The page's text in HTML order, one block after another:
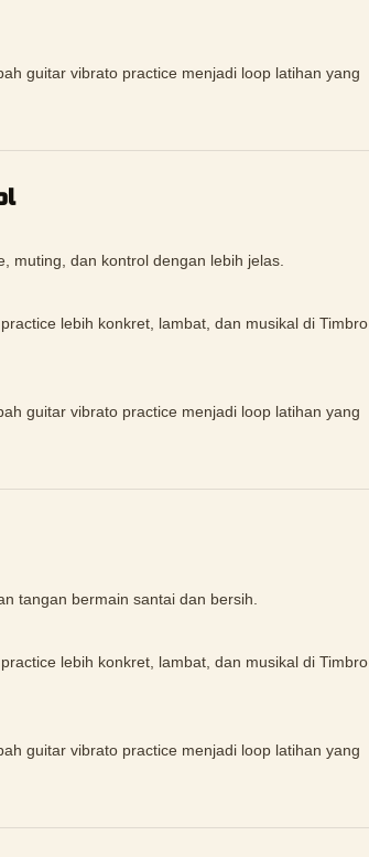
guitar vibrato practice menjadi loop latihan yang
muting, dan kontrol dengan lebih jelas.
lebih konkret, lambat, dan musikal di Timbro
guitar vibrato practice menjadi loop latihan yang
tangan bermain santai dan bersih.
lebih konkret, lambat, dan musikal di Timbro
guitar vibrato practice menjadi loop latihan yang